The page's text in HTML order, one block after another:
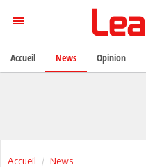
Accueil News
Accueil News Opinion